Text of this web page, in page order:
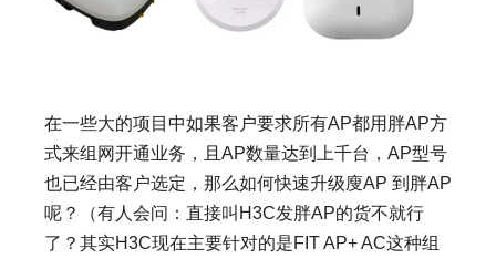
在一些大的项目中如果客户要求所有AP都用胖AP方
式来组网开通业务，且AP数量达到上千台，AP型号
也已经由客户选定，那么如何快速升级廋AP 到胖AP
呢？（有人会问：直接叫H3C发胖AP的货不就行
了？其实H3C现在主要针对的是FIT AP+ AC这种组